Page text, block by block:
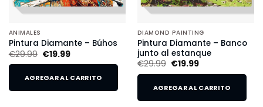
ANIMALES
Pintura Diamante – Búhos
€29.99 €19.99
AGREGAR AL CARRITO
DIAMOND PAINTING
Pintura Diamante – Banco
junto al estanque
€29.99 €19.99
AGREGAR AL CARRITO